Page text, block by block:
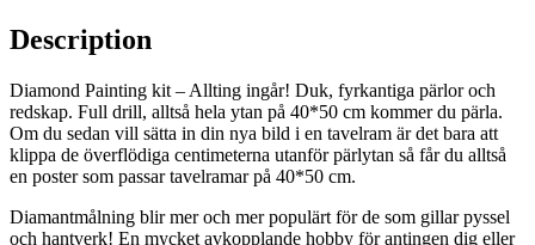
Description
Diamond Painting kit – Allting ingår! Duk, fyrkantiga pärlor och
redskap. Full drill, alltså hela ytan på 40*50 cm kommer du pärla.
Om du sedan vill sätta in din nya bild i en tavelram är det bara att
klippa de överflödiga centimeterna utanför pärlytan så får du alltså
en poster som passar tavelramar på 40*50 cm.
Diamantmålning blir mer och mer populärt för de som gillar pyssel
och hantverk! En mycket avkopplande hobby för antingen dig eller